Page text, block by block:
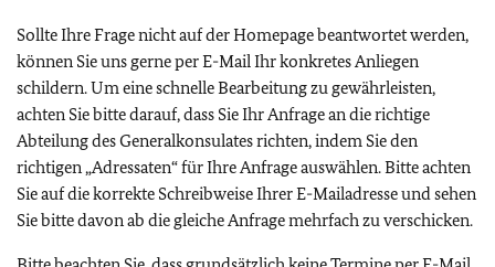
Sollte Ihre Frage nicht auf der Homepage beantwortet werden,
können Sie uns gerne per E-Mail Ihr konkretes Anliegen
schildern. Um eine schnelle Bearbeitung zu gewährleisten,
achten Sie bitte darauf, dass Sie Ihr Anfrage an die richtige
Abteilung des Generalkonsulates richten, indem Sie den
richtigen „Adressaten“ für Ihre Anfrage auswählen. Bitte achten
Sie auf die korrekte Schreibweise Ihrer E-Mailadresse und sehen
Sie bitte davon ab die gleiche Anfrage mehrfach zu verschicken.